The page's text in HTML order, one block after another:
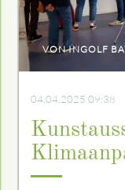
VON INGOLF
04.04.2025 09:38